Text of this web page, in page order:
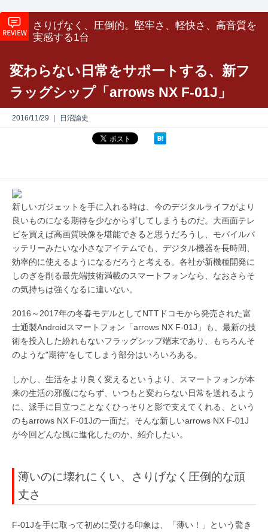
さりげなく、圧倒的。堅牢さ、軽快さ、高音質を
実感する1台
変わらない日常をサポートする、新フ
ラッグシップ「arrows NX F-01J」
2016/11/29 ｜ 日沼諭史
新しいガジェットを手に入れる時は、今のデジタルライフがより
良いものになる期待を少なからずしてしまうものだ。大画面テレ
ビを買えば高画質映像を堪能できると思うだろうし、モバイルバ
ッテリーみたいな小さなアイテムでも、デジタル機器を長時間、
効率的に使えるようになるだろうと考える。各社が新機種開発に
しのぎを削る最先端技術満載のスマートフォンなら、なおさらそ
の気持ちは強くなるに違いない。
2016～2017年の冬春モデルとしてNTTドコモから発売された富
士通製Androidスマートフォン「arrows NX F-01J」も、最新の技
術を投入した紛れもないフラッグシップ端末であり、もちろんそ
のような"期待"をしてしまう部分はいろいろある。
しかし、生活をより良く変えるというより、スマートフォンが本
来の生活の邪魔にならず、いつもと変わらない日常を送れるよう
に、派手に目立つことなくひっそりと影で支えてくれる、という
のもarrows NX F-01Jの一面だ。そんな新しいarrows NX F-01J
が今回どんな風に進化したのか、紹介したい。
薄いのに壊れにくい、さりげなく圧倒的な頑
丈さ
F-01Jを手に取って初めに受ける印象は、「薄い！」という驚き